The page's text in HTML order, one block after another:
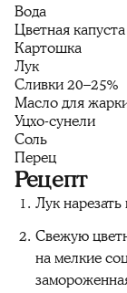
Вода
Цветная капуста
Картошка
Лук
Сливки 20–25%
Масло для
Уцхо-сунели
Соль
Перец
Рецепт
Лук
Свежую
на мелкие